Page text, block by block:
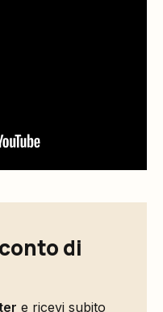
di
e ricevi subito